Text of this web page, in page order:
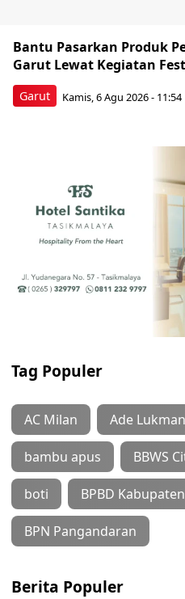
Garut
Bantu Pasarkan Produk
Garut Lewat Kegiatan
Kamis, 6 Agu 2026 - 11:54
Tag Populer
AC Milan Ade Lukman
bambu apus BBWS
boti BPBD
BPN Pangandaran
Berita Populer